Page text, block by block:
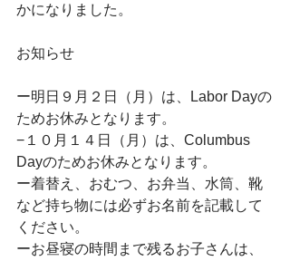
かになりました。
お知らせ
ー明日９月２日（月）は、Labor Dayの
ためお休みとなります。
−１０月１４日（月）は、Columbus
Dayのためお休みとなります。
ー着替え、おむつ、お弁当、水筒、靴
など持ち物には必ずお名前を記載して
ください。
ーお昼寝の時間まで残るお子さんは、